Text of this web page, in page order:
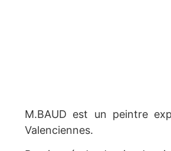
M.BAUD est un peintre
Valenciennes.